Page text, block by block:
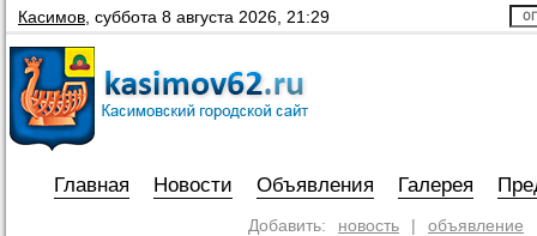
Касимов суббота 8 августа 2026, 21:29
Главная Новости Объявления Галерея
Добавить: новость | объявление